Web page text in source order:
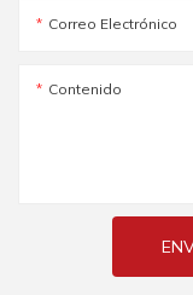
Correo Electrónico
Contenido